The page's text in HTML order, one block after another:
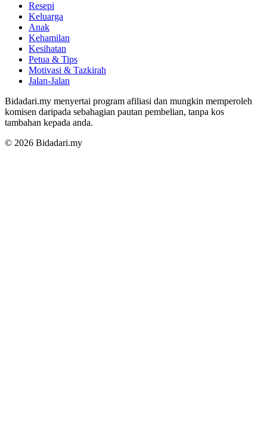
Resepi
Keluarga
Anak
Kehamilan
Kesihatan
Petua & Tips
Motivasi & Tazkirah
Jalan-Jalan
Bidadari.my menyertai program afiliasi dan mungkin memperoleh
komisen daripada sebahagian pautan pembelian, tanpa kos
tambahan kepada anda.
© 2026 Bidadari.my